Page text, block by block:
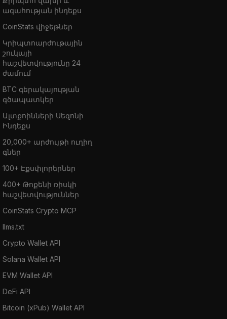
ագահության ինդեքս
CoinStats վիջեթներ
Կրիպտոարժութային
շուկայի
հաշվետվությունը 24
ժամում
BTC գերակայության
գծապատկեր
Ալտքոինների Սեզոնի
Ինդեքս
20,000+ արժույթի ուղիղ
գներ
100+ Էքսփլորերներ
400+ Թոքենի ռիսկի
հաշվետվություններ
CoinStats Crypto MCP
llms.txt
Crypto Wallet API
Solana Wallet API
EVM Wallet API
DeFi API
Bitcoin (xPub) Wallet API